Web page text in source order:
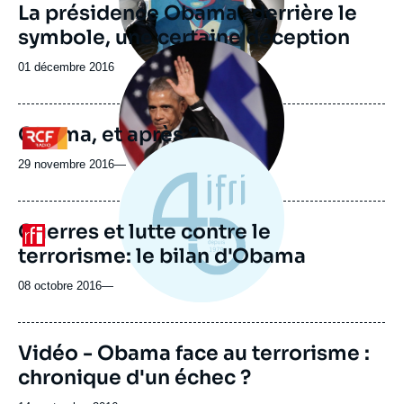
La présidence Obama : derrière le
symbole, une certaine déception
Date
publication
01 décembre 2016
Logo
Image
principale
médiatique
Obama, et après ?
29 novembre 2016—
Logo
Guerres et lutte contre le
terrorisme: le bilan d'Obama
08 octobre 2016—
Vidéo - Obama face au terrorisme :
chronique d'un échec ?